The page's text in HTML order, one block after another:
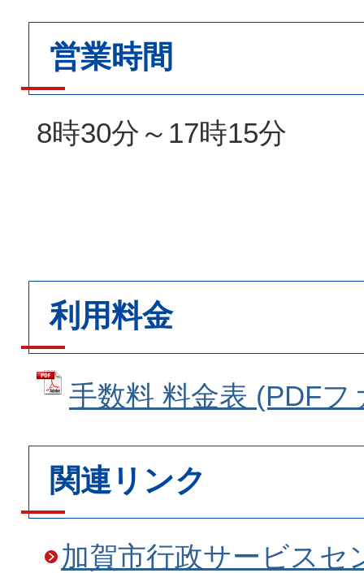
営業時間
8時30分～17時15分
利用料金
手数料 料金表 (PDFフ
関連リンク
加賀市行政サービスセ